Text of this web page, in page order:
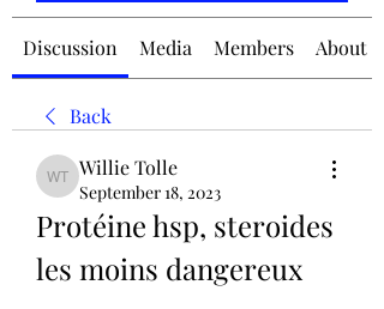
Discussion Media Members About
Back
Willie Tolle
Willie Tolle
September 18, 2023
Protéine hsp, steroides
les moins dangereux